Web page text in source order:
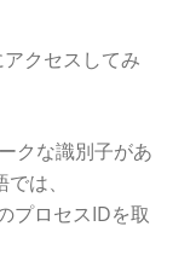
クセスしてみ
クな識別子があ
は、
プロセスIDを取